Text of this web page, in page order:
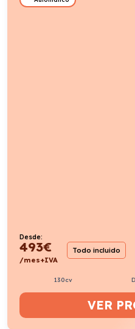
Desde:
493€
/mes+IVA
Todo incluido
130cv
VER